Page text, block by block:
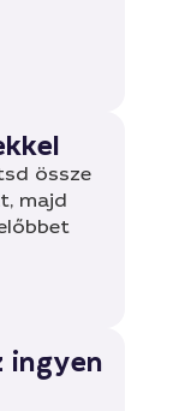
össze
majd
ingyen